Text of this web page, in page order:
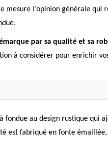
mesure l'opinion générale
par sa qualité et sa
à considérer pour enrichir
fondue au design rustique qui
est fabriqué en fonte